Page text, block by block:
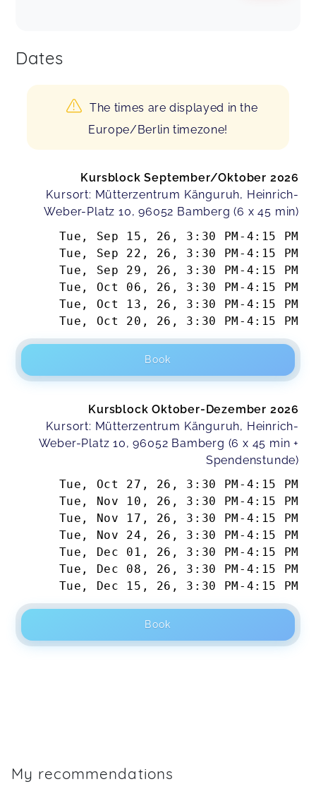
Dates
The times are displayed in the
Europe/Berlin timezone!
Kursblock September/Oktober 2026
Kursort: Mütterzentrum Känguruh, Heinrich-
Weber-Platz 10, 96052 Bamberg (6 x 45 min)
Tue, Sep 15, 26 , 3:30 PM - 4:15 PM
Tue, Sep 22, 26 , 3:30 PM - 4:15 PM
Tue, Sep 29, 26 , 3:30 PM - 4:15 PM
Tue, Oct 06, 26 , 3:30 PM - 4:15 PM
Tue, Oct 13, 26 , 3:30 PM - 4:15 PM
Tue, Oct 20, 26 , 3:30 PM - 4:15 PM
Book
Kursblock Oktober-Dezember 2026
Kursort: Mütterzentrum Känguruh, Heinrich-
Weber-Platz 10, 96052 Bamberg (6 x 45 min +
Spendenstunde)
Tue, Oct 27, 26 , 3:30 PM - 4:15 PM
Tue, Nov 10, 26 , 3:30 PM - 4:15 PM
Tue, Nov 17, 26 , 3:30 PM - 4:15 PM
Tue, Nov 24, 26 , 3:30 PM - 4:15 PM
Tue, Dec 01, 26 , 3:30 PM - 4:15 PM
Tue, Dec 08, 26 , 3:30 PM - 4:15 PM
Tue, Dec 15, 26 , 3:30 PM - 4:15 PM
Book
My recommendations